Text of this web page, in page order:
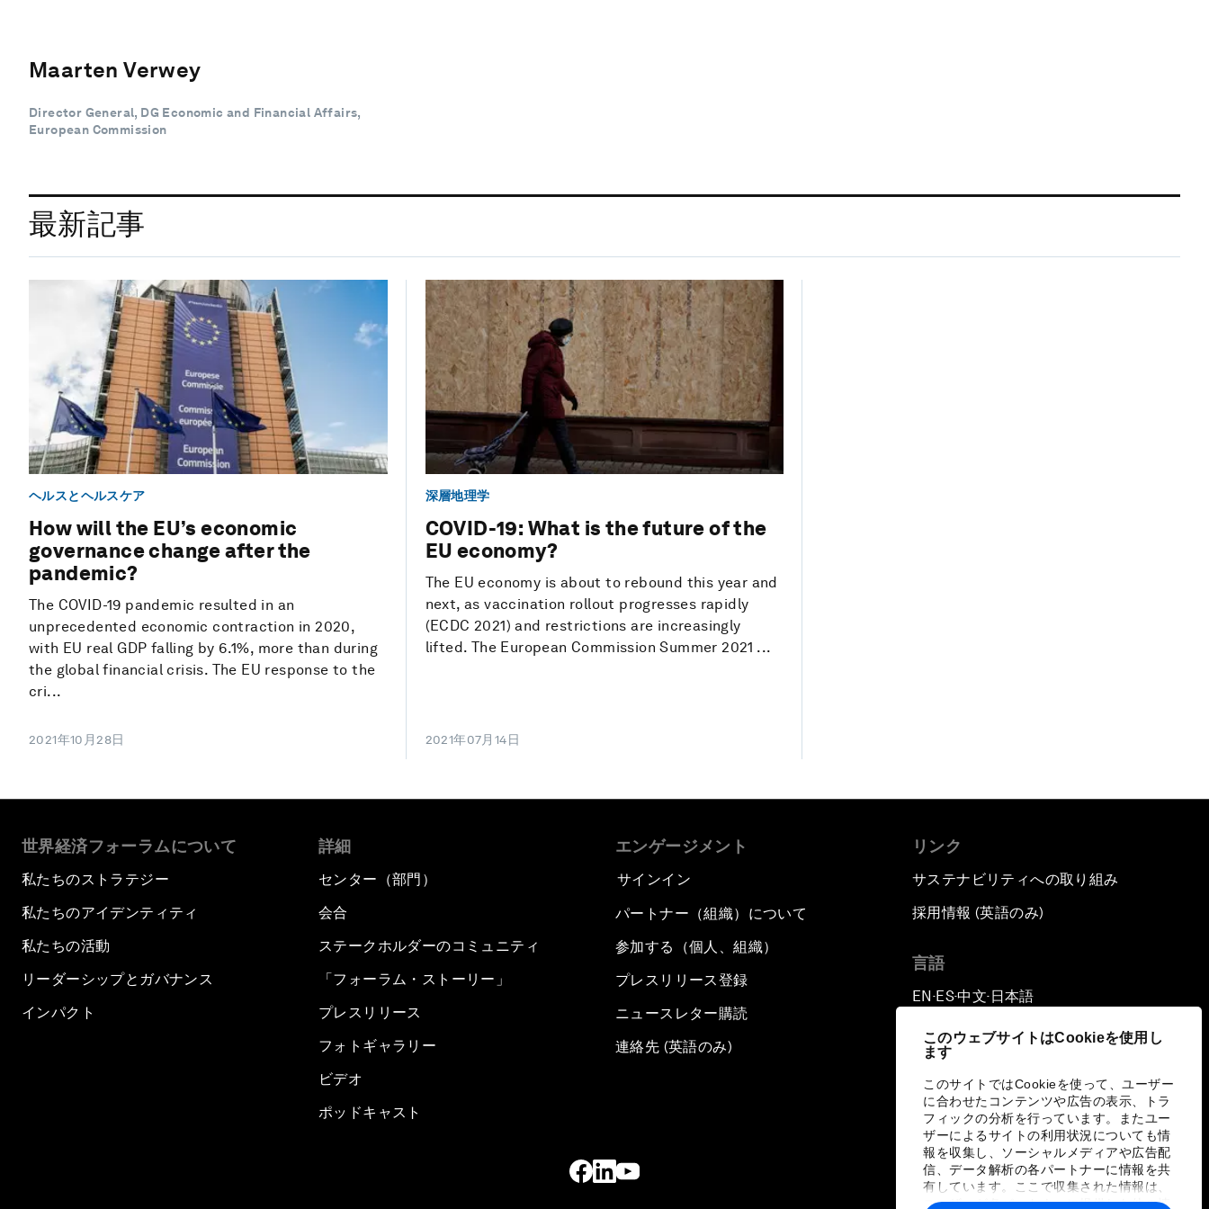
このウェブサイトはCookieを使用し
ます
このサイトではCookieを使って、ユーザー
に合わせたコンテンツや広告の表示、トラ
フィックの分析を行っています。またユー
ザーによるサイトの利用状況についても情
報を収集し、ソーシャルメディアや広告配
信、データ解析の各パートナーに情報を共
有しています。ここで収集された情報は、
ユーザーが各パートナーに提供した他の情
Maarten Verwey
Director General, DG Economic and Financial Affairs,
European Commission
最新記事
ヘルスとヘルスケア
How will the EU’s economic
governance change after the
pandemic?
The COVID-19 pandemic resulted in an
unprecedented economic contraction in 2020,
with EU real GDP falling by 6.1%, more than during
the global financial crisis. The EU response to the
cri...
2021年10月28日
深層地理学
COVID-19: What is the future of the
EU economy?
The EU economy is about to rebound this year and
next, as vaccination rollout progresses rapidly
(ECDC 2021) and restrictions are increasingly
lifted. The European Commission Summer 2021 ...
2021年07月14日
世界経済フォーラムについて
私たちのストラテジー
私たちのアイデンティティ
私たちの活動
リーダーシップとガバナンス
インパクト
詳細
センター（部門）
会合
ステークホルダーのコミュニティ
「フォーラム・ストーリー」
プレスリリース
フォトギャラリー
ビデオ
ポッドキャスト
エンゲージメント
サインイン
パートナー（組織）について
参加する（個人、組織）
プレスリリース登録
ニュースレター購読
連絡先 (英語のみ)
リンク
サステナビリティへの取り組み
採用情報 (英語のみ)
言語
EN ▪ ES▪中文▪ 日本語